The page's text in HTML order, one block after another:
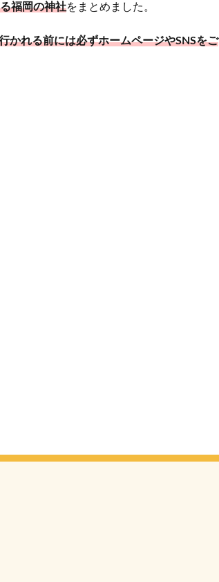
福岡の神社をまとめました。
かれる前には必ずホームページやSNSをご